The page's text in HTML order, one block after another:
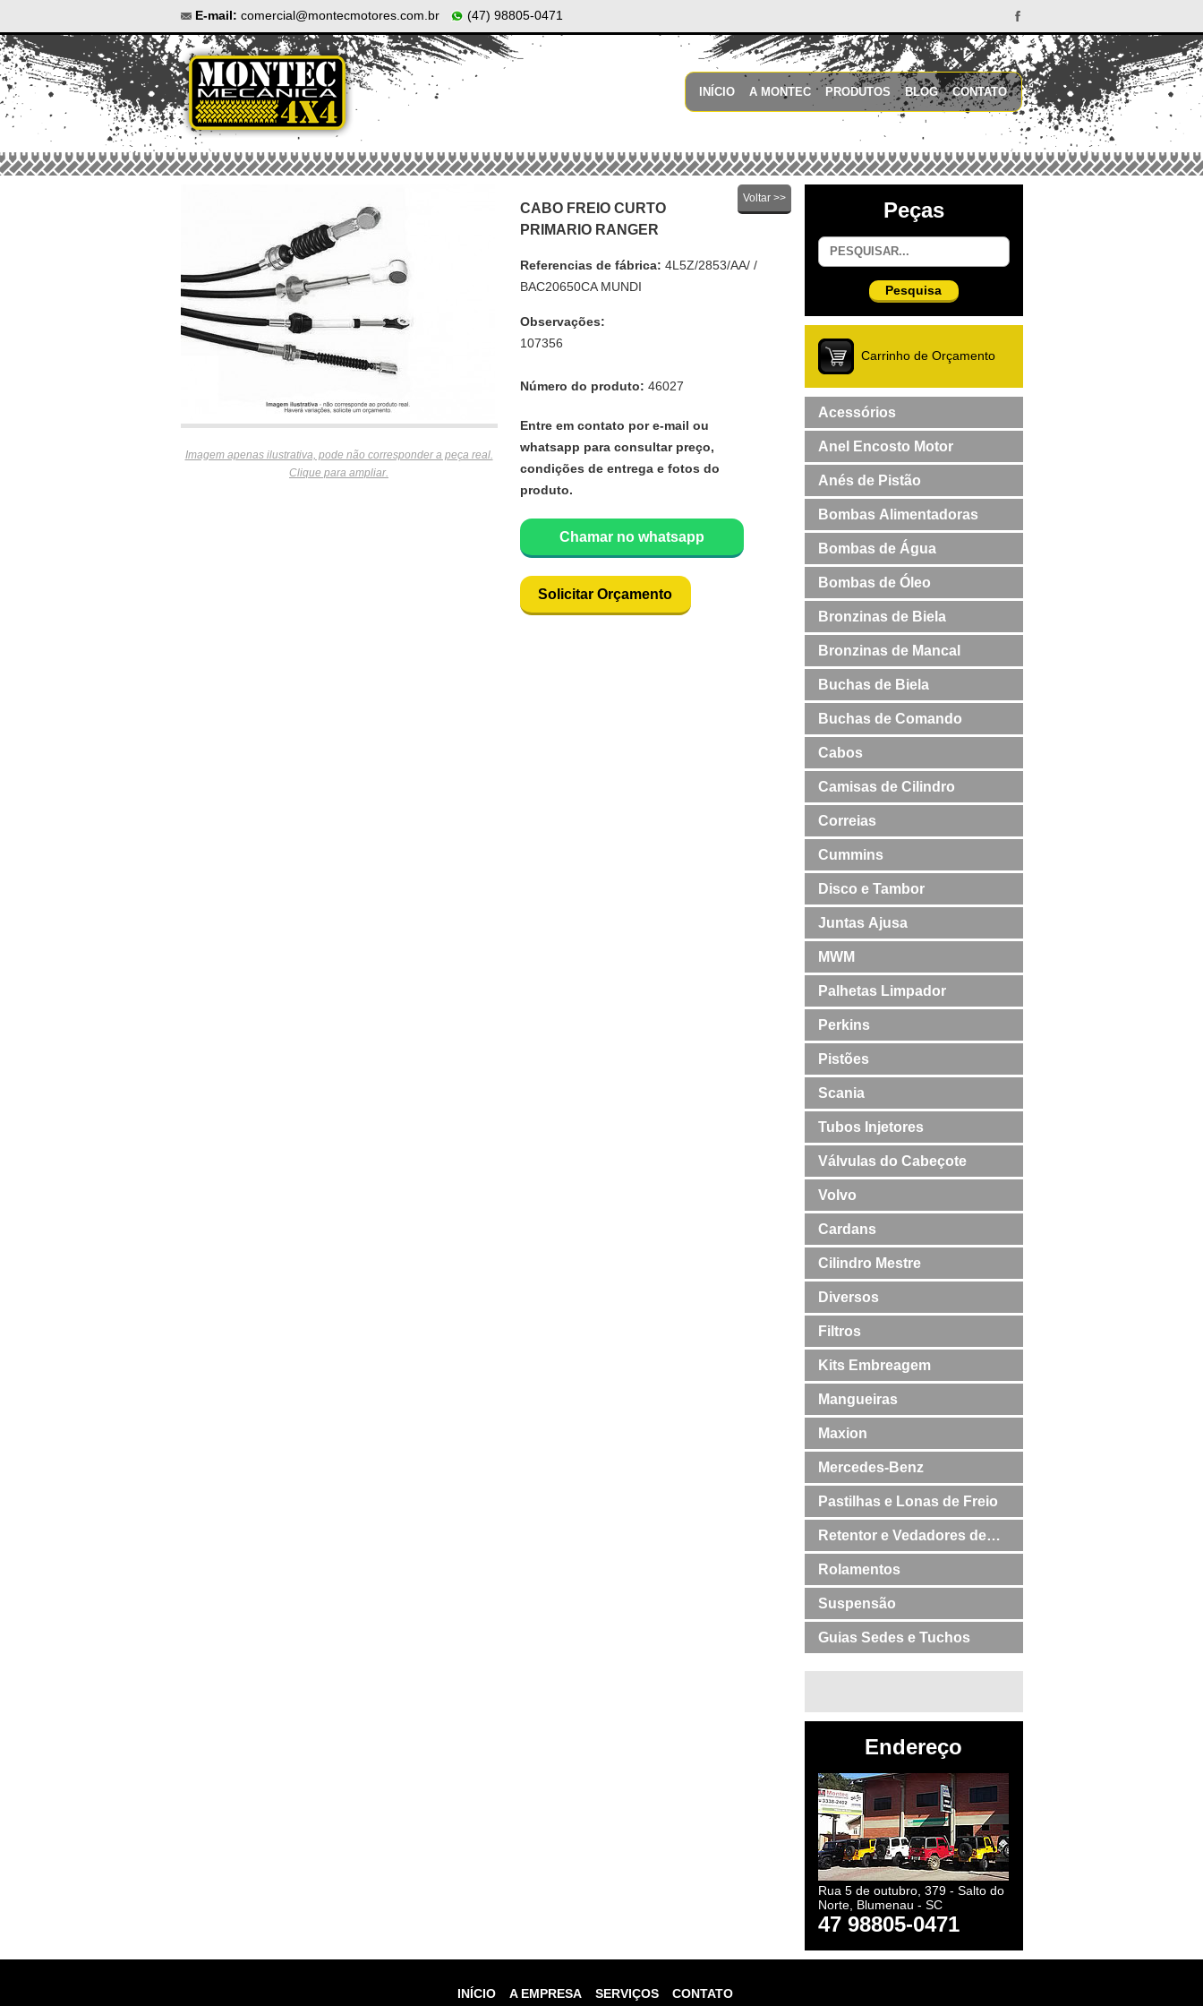
E-mail: comercial@montecmotores.com.br (47) 98805-0471
INÍCIO A MONTEC PRODUTOS BLOG CONTATO
Imagem apenas ilustrativa, pode não corresponder a peça real.
Clique para ampliar.
Voltar >>
CABO FREIO CURTO
PRIMARIO RANGER
Referencias de fábrica: 4L5Z/2853/AA/ /
BAC20650CA MUNDI
Observações:
107356
Número do produto: 46027
Entre em contato por e-mail ou
whatsapp para consultar preço,
condições de entrega e fotos do
produto.
Chamar no whatsapp
Solicitar Orçamento
Peças
Pesquisa
Carrinho de Orçamento
Acessórios
Anel Encosto Motor
Anés de Pistão
Bombas Alimentadoras
Bombas de Água
Bombas de Óleo
Bronzinas de Biela
Bronzinas de Mancal
Buchas de Biela
Buchas de Comando
Cabos
Camisas de Cilindro
Correias
Cummins
Disco e Tambor
Juntas Ajusa
MWM
Palhetas Limpador
Perkins
Pistões
Scania
Tubos Injetores
Válvulas do Cabeçote
Volvo
Cardans
Cilindro Mestre
Diversos
Filtros
Kits Embreagem
Mangueiras
Maxion
Mercedes-Benz
Pastilhas e Lonas de Freio
Retentor e Vedadores de
Válvulas
Rolamentos
Suspensão
Guias Sedes e Tuchos
Endereço
Rua 5 de outubro, 379 - Salto do
Norte, Blumenau - SC
47 98805-0471
INÍCIO A EMPRESA SERVIÇOS CONTATO